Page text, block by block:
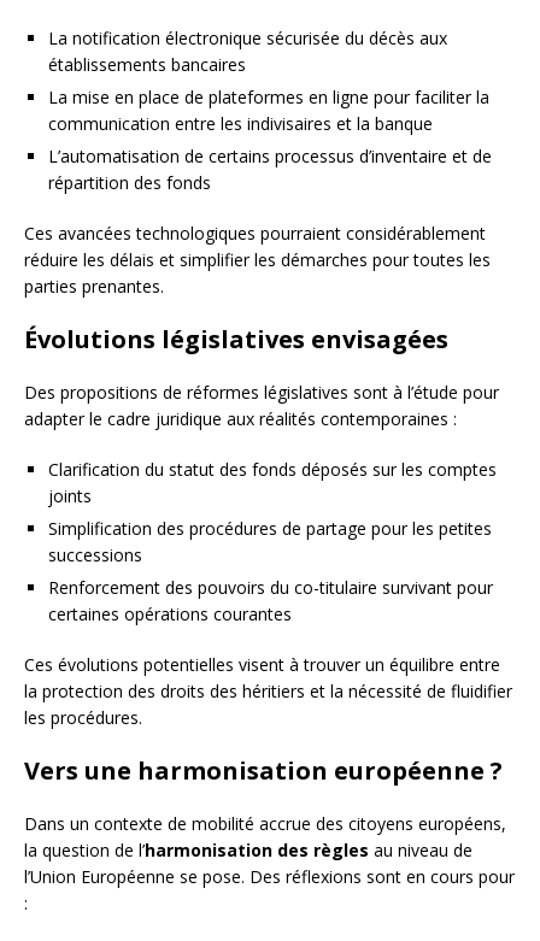
La notification électronique sécurisée du décès aux
établissements bancaires
La mise en place de plateformes en ligne pour faciliter la
communication entre les indivisaires et la banque
L’automatisation de certains processus d’inventaire et de
répartition des fonds
Ces avancées technologiques pourraient considérablement
réduire les délais et simplifier les démarches pour toutes les
parties prenantes.
Évolutions législatives envisagées
Des propositions de réformes législatives sont à l’étude pour
adapter le cadre juridique aux réalités contemporaines :
Clarification du statut des fonds déposés sur les comptes
joints
Simplification des procédures de partage pour les petites
successions
Renforcement des pouvoirs du co-titulaire survivant pour
certaines opérations courantes
Ces évolutions potentielles visent à trouver un équilibre entre
la protection des droits des héritiers et la nécessité de fluidifier
les procédures.
Vers une harmonisation européenne ?
Dans un contexte de mobilité accrue des citoyens européens,
la question de l’harmonisation des règles au niveau de
l’Union Européenne se pose. Des réflexions sont en cours pour
: